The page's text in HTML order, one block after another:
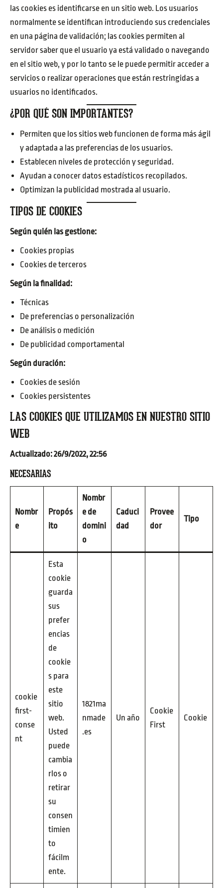
las cookies es identificarse en un sitio web. Los usuarios
normalmente se identifican introduciendo sus credenciales
en una página de validación; las cookies permiten al
servidor saber que el usuario ya está validado o navegando
en el sitio web, y por lo tanto se le puede permitir acceder a
servicios o realizar operaciones que están restringidas a
usuarios no identificados.
¿POR QUÉ SON IMPORTANTES?
Permiten que los sitios web funcionen de forma más ágil
y adaptada a las preferencias de los usuarios.
Establecen niveles de protección y seguridad.
Ayudan a conocer datos estadísticos recopilados.
Optimizan la publicidad mostrada al usuario.
TIPOS DE COOKIES
Según quién las gestione:
Cookies propias
Cookies de terceros
Según la finalidad:
Técnicas
De preferencias o personalización
De análisis o medición
De publicidad comportamental
Según duración:
Cookies de sesión
Cookies persistentes
LAS COOKIES QUE UTILIZAMOS EN NUESTRO SITIO
WEB
Actualizado: 26/9/2022, 22:56
NECESARIAS
Nombr
e
Propós
ito
Nombr
e de
domini
o
Caduci
dad
Provee
dor
Tipo
cookie
first-
conse
nt
Esta
cookie
guarda
sus
prefer
encias
de
cookie
s para
este
sitio
web.
Usted
puede
cambia
rlos o
retirar
su
consen
timien
to
fácilm
ente.
1821ma
nmade
.es
Un año
Cookie
First
Cookie